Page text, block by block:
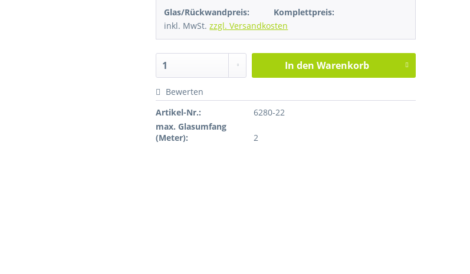
Glas/Rückwandpreis:
Komplettpreis:
inkl. MwSt.zzgl. Versandkosten
In den Warenkorb
Bewerten
Artikel-Nr.:
6280-22
max. Glasumfang
(Meter):
2